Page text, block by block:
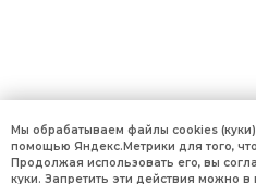
Мы обрабатываем файлы cookies
помощью Яндекс.Метрики для того,
Продолжая использовать его, вы
куки. Запретить эти действия можно в